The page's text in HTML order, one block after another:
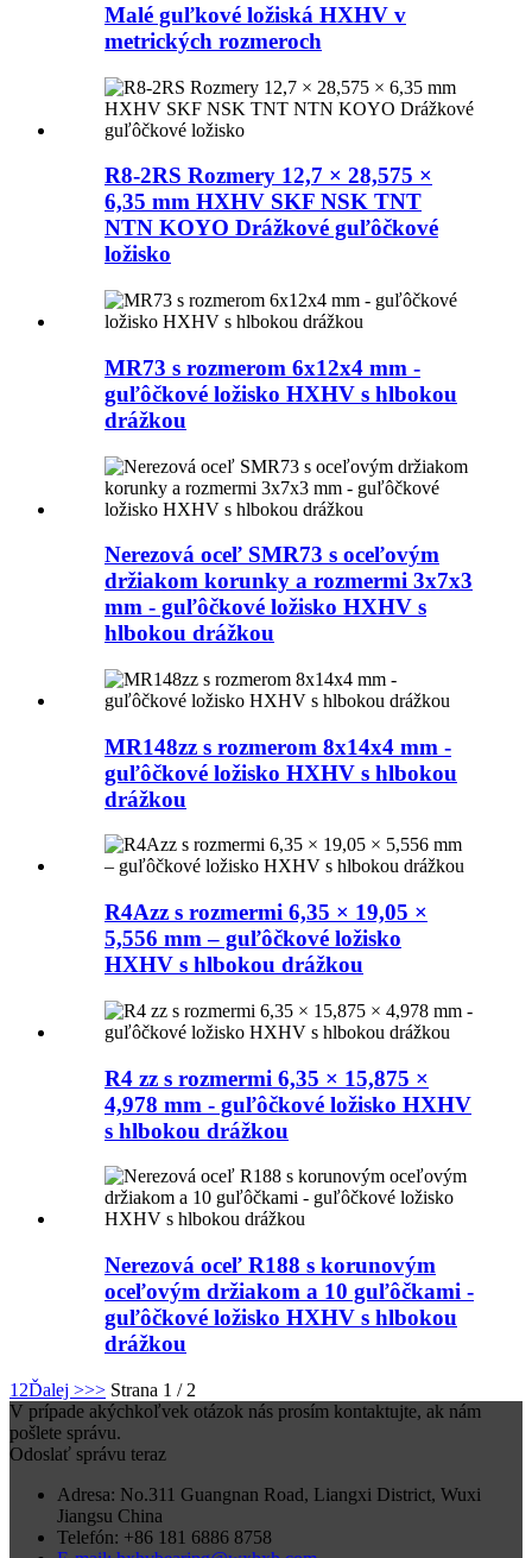
Malé guľkové ložiská HXHV v
metrických rozmeroch
R8-2RS Rozmery 12,7 × 28,575 ×
6,35 mm HXHV SKF NSK TNT
NTN KOYO Drážkové guľôčkové
ložisko
MR73 s rozmerom 6x12x4 mm -
guľôčkové ložisko HXHV s hlbokou
drážkou
Nerezová oceľ SMR73 s oceľovým
držiakom korunky a rozmermi 3x7x3
mm - guľôčkové ložisko HXHV s
hlbokou drážkou
MR148zz s rozmerom 8x14x4 mm -
guľôčkové ložisko HXHV s hlbokou
drážkou
R4Azz s rozmermi 6,35 × 19,05 ×
5,556 mm – guľôčkové ložisko
HXHV s hlbokou drážkou
R4 zz s rozmermi 6,35 × 15,875 ×
4,978 mm - guľôčkové ložisko HXHV
s hlbokou drážkou
Nerezová oceľ R188 s korunovým
oceľovým držiakom a 10 guľôčkami -
guľôčkové ložisko HXHV s hlbokou
drážkou
1 2Ďalej >>> Strana 1 / 2
V prípade akýchkoľvek otázok nás prosím kontaktujte, ak nám
pošlete správu.
Odoslať správu teraz
Adresa: No.311 Guangnan Road, Liangxi District, Wuxi
Jiangsu China
Telefón: +86 181 6886 8758